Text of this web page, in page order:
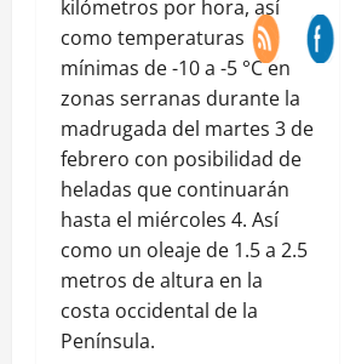
kilómetros por hora, así
como temperaturas
mínimas de -10 a -5 °C en
zonas serranas durante la
madrugada del martes 3 de
febrero con posibilidad de
heladas que continuarán
hasta el miércoles 4. Así
como un oleaje de 1.5 a 2.5
metros de altura en la
costa occidental de la
Península.